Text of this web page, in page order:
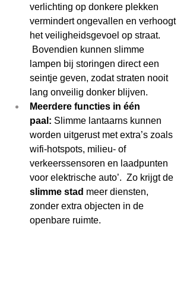
verlichting op donkere plekken
vermindert ongevallen en verhoogt
het veiligheidsgevoel op straat.
Bovendien kunnen slimme
lampen bij storingen direct een
seintje geven, zodat straten nooit
lang onveilig donker blijven.
Meerdere functies in één
paal: Slimme lantaarns kunnen
worden uitgerust met extra’s zoals
wifi-hotspots, milieu- of
verkeerssensoren en laadpunten
voor elektrische auto’.  Zo krijgt de
slimme stad meer diensten,
zonder extra objecten in de
openbare ruimte.